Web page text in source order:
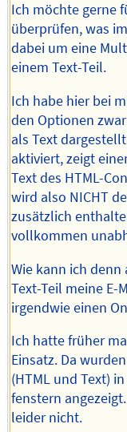
Ich möchte gerne
überprüfen, was
dabei um eine
einem Text-Teil.
Ich habe hier bei
den Optionen
als Text
aktiviert, zeigt
Text des HTML-
wird also NICHT
zusätzlich
vollkommen
Wie kann ich
Text-Teil meine E-
irgendwie einen
Ich hatte früher
Einsatz. Da
(HTML und Text)
fenstern
leider nicht.